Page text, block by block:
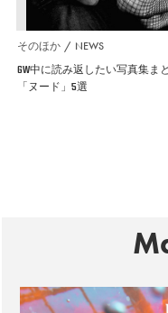
そのほか NEWS
GW中に読み返したい写真集ま
「ヌード」5選